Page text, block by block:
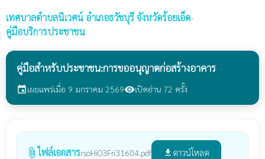
เทศบาลตำบลนิเวศน์ อำเภอธวัชบุรี จังหวัดร้อยเอ็ด›
คู่มือบริการประชาชน
คู่มือสำหรับประชาชน:การขออนุญาตก่อสร้างอาคาร
eventเผยแพร่เมื่อ 9 มกราคม 2569visibilityเปิดอ่าน 72 ครั้ง
attach_file ไฟล์เอกสารrsoHiO3Fri31604.pdf file_download ดาวน์โหลด